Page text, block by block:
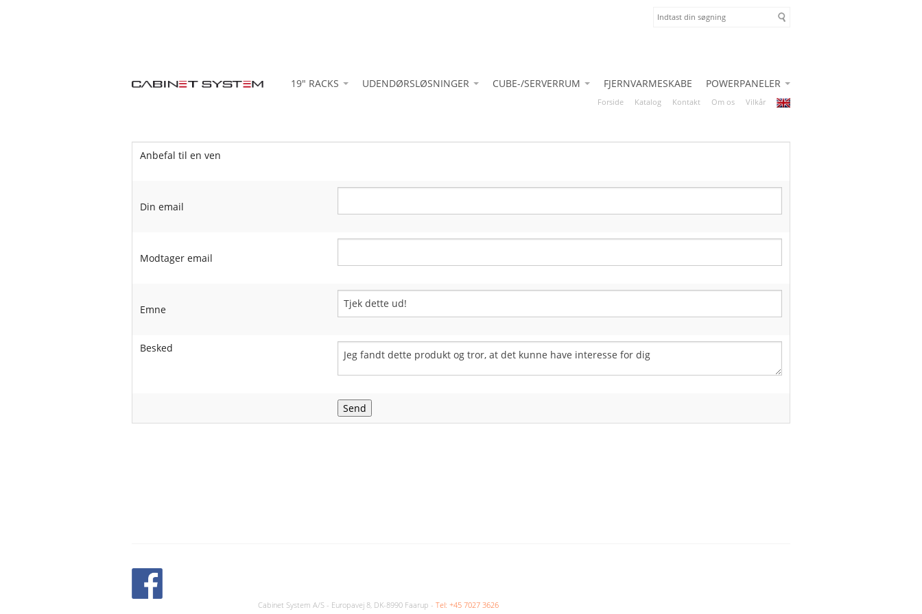
19" RACKS UDENDØRSLØSNINGER CUBE-/SERVERRUM FJERNVARMESKABE POWERPANELER
Forside Katalog Kontakt Om os Vilkår
Anbefal til en ven
Din email
Modtager email
Emne
Besked
Cabinet System A/S - Europavej 8, DK-8990 Faarup -Tel: +45 7027 3626